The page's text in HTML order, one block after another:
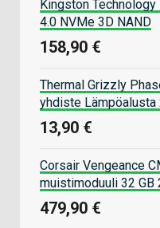
Kingston
4.0 NVMe 3D NAND
158,90 €
Thermal Grizzly
yhdiste Lämpöalusta
13,90 €
Corsair Vengeance
muistimoduuli 32 GB
479,90 €